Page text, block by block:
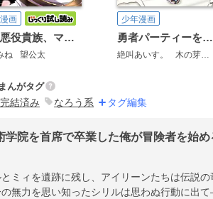
画
その悪役貴族、ママヒロインが好きすぎる
ね 望公太
少年漫画
勇者パーティーをクビになったので故郷に帰ったら、メンバー全員がついてきたんだが
絶叫あいす。 木の芽 希
んがタグ
結済み なろう系 タグ編集
学院を首席で卒業した俺が冒険者を始
ミィを遺跡に残し、アイリーンたちは伝説
の無力を思い知ったシリルは思わぬ行動に出